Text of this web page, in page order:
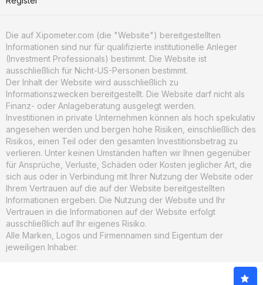
© 2026. xIPOmeter. Alle Rechte vorbehalten.
Die auf Xipometer.com (die "Website") bereitgestellten
Informationen sind nur für qualifizierte institutionelle Anleger
(Investment Professionals) bestimmt. Die Website ist
ausschließlich für Nicht-US-Personen bestimmt.
Der Inhalt der Website wird ausschließlich zu
Informationszwecken bereitgestellt. Die Website darf nicht als
Finanz- oder Anlageberatung ausgelegt werden.
Investitionen in private Unternehmen können als hoch spekulativ
angesehen werden und bergen hohe Risiken, einschließlich des
Risikos, einen Teil oder den gesamten Investitionsbetrag zu
verlieren. Unter keinen Umständen haften wir Ihnen gegenüber
für Ansprüche, Verluste, Schäden oder Kosten jeglicher Art, die
sich aus oder in Verbindung mit Ihrer Nutzung der Website oder
Ihrem Vertrauen auf die auf der Website bereitgestellten
Informationen ergeben. Die Nutzung der Website und Ihr
Vertrauen in die Informationen auf der Website erfolgt
ausschließlich auf Ihr eigenes Risiko.
Alle Marken, Logos und Firmennamen sind Eigentum der
jeweiligen Inhaber.